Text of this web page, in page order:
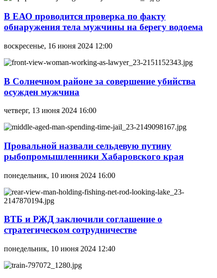
В ЕАО проводится проверка по факту
обнаружения тела мужчины на берегу водоема
воскресенье, 16 июня 2024 12:00
В Солнечном районе за совершение убийства
осужден мужчина
четверг, 13 июня 2024 16:00
Провальной назвали сельдевую путину
рыбопромышленники Хабаровского края
понедельник, 10 июня 2024 16:00
ВТБ и РЖД заключили соглашение о
стратегическом сотрудничестве
понедельник, 10 июня 2024 12:40